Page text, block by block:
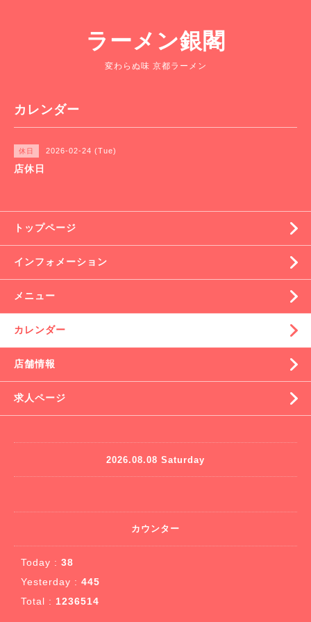
ラーメン銀閣
変わらぬ味 京都ラーメン
カレンダー
休日 2026-02-24 (Tue)
店休日
トップページ
インフォメーション
メニュー
カレンダー
店舗情報
求人ページ
2026.08.08 Saturday
カウンター
Today : 38
Yesterday : 445
Total : 1236514